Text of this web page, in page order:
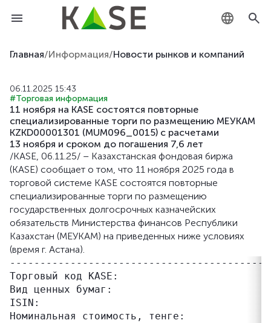
KZ
Главная/Информация/Новости рынков и компаний
06.11.2025 15:43
#Торговая информация
11 ноября на KASE состоятся повторные
специализированные торги по размещению МЕУКАМ
KZKD00001301 (MUM096_0015) с расчетами
13 ноября и сроком до погашения 7,6 лет
/KASE, 06.11.25/ – Казахстанская фондовая биржа
(KASE) сообщает о том, что 11 ноября 2025 года в
торговой системе KASE состоятся повторные
специализированные торги по размещению
государственных долгосрочных казначейских
обязательств Министерства финансов Республики
Казахстан (МЕУКАМ) на приведенных ниже условиях
(время г. Астана).
Торговый код KASE:
Вид ценных бумаг:
ISIN:
Номинальная стоимость, тенге: